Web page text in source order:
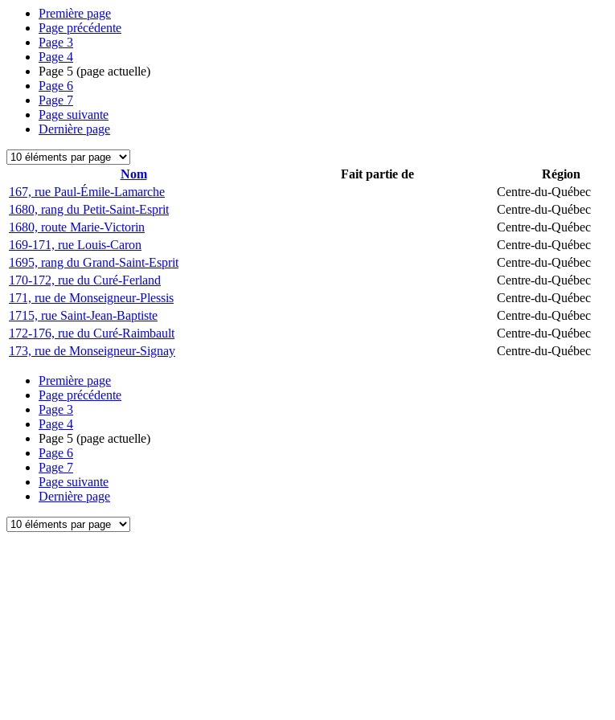
Première page
Page précédente
Page 3
Page 4
Page 5 (page actuelle)
Page 6
Page 7
Page suivante
Dernière page
Nom Fait partie de Région
167, rue Paul-Émile-Lamarche
Centre-du-Québec
1680, rang du Petit-Saint-Esprit
Centre-du-Québec
1680, route Marie-Victorin
Centre-du-Québec
169-171, rue Louis-Caron
Centre-du-Québec
1695, rang du Grand-Saint-Esprit
Centre-du-Québec
170-172, rue du Curé-Ferland
Centre-du-Québec
171, rue de Monseigneur-Plessis
Centre-du-Québec
1715, rue Saint-Jean-Baptiste
Centre-du-Québec
172-176, rue du Curé-Raimbault
Centre-du-Québec
173, rue de Monseigneur-Signay
Centre-du-Québec
Première page
Page précédente
Page 3
Page 4
Page 5 (page actuelle)
Page 6
Page 7
Page suivante
Dernière page